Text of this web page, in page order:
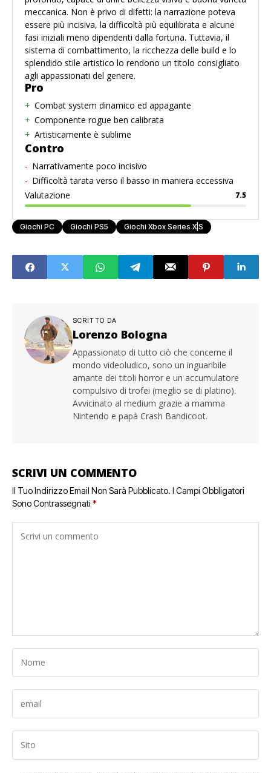
meccanica. Non è privo di difetti: la narrazione poteva
essere più incisiva, la difficoltà più equilibrata e alcune
fasi iniziali meno dipendenti dalla fortuna. Tuttavia, il
sistema di combattimento, la ricchezza delle build e lo
splendido stile artistico lo rendono un titolo consigliato
agli appassionati del genere.
Pro
Combat system dinamico ed appagante
Componente rogue ben calibrata
Artisticamente è sublime
Contro
Narrativamente poco incisivo
Difficoltà tarata verso il basso in maniera eccessiva
Valutazione
7.5
Giochi PC Giochi PS5 Giochi Xbox Series X|S
SCRITTO DA
Lorenzo Bologna
Appassionato di tutto ciò che concerne il
mondo videoludico, sono un inguaribile
amante dei titoli horror e un accumulatore
compulsivo di trofei (meglio se di platino).
Avvicinato al medium grazie a mamma
Nintendo e papà Crash Bandicoot.
SCRIVI UN COMMENTO
Il Tuo Indirizzo Email Non Sarà Pubblicato. I Campi Obbligatori
Sono Contrassegnati *